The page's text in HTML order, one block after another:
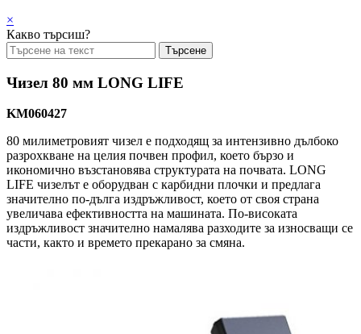
×
Какво търсиш?
Чизел 80 мм LONG LIFE
KM060427
80 милиметровият чизел е подходящ за интензивно дълбоко
разрохкване на целия почвен профил, което бързо и
икономично възстановява структурата на почвата. LONG
LIFE чизелът е оборудван с карбидни плочки и предлага
значително по-дълга издръжливост, което от своя страна
увеличава ефективността на машината. По-високата
издръжливост значително намалява разходите за износващи се
части, както и времето прекарано за смяна.